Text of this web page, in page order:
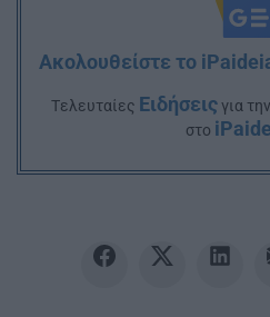
Ακολουθείστε το
Tελευταίες Ειδήσειςγια
στο